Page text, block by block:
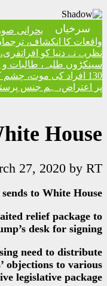
سرخیاں بحرانی
واقعات کا انکشاف،
نظریے نے دنیا کو
سینکڑوں طلبہ، طالبات
130 افراد کی موت، چشم کشا انکشافات
پر اعتراض، ہم جنس
House
27, 2020 by RT
to White House
relief package to
desk for signing.
need to distribute
objections to various
legislative package.